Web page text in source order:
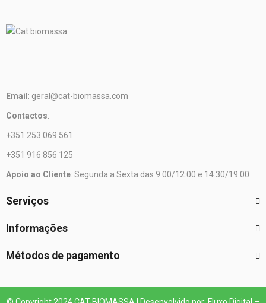
Email : geral@cat-biomassa.com
Contactos:
+351 253 069 561
+351 916 856 125
Apoio ao Cliente: Segunda a Sexta das 9:00/12:00 e 14:30/19:00
Serviços
Informações
Métodos de pagamento